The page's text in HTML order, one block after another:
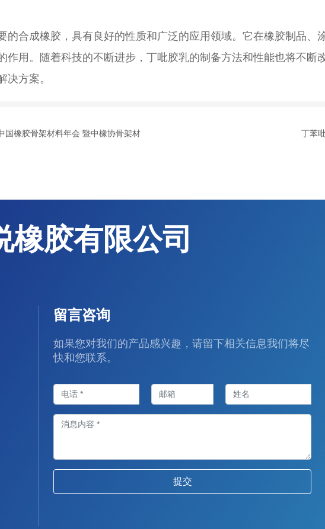
的合成橡胶，具有良好的性质和广泛的应用领域。它在橡胶制品、
作用。随着科技的不断进步，丁吡胶乳的制备方法和性能也将不断
决方案。
国橡胶骨架材料年会 暨中橡协骨架材
丁苯
橡胶有限公司
留言咨询
如果您对我们的产品感兴趣，请留下相关信息我们将尽
快和您联系。
提交